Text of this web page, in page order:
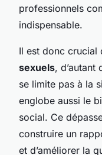
professionnels
indispensable.
Il est donc crucial
sexuels, d’autant
se limite pas à la
englobe aussi le
social. Ce
construire un
et d’améliorer la